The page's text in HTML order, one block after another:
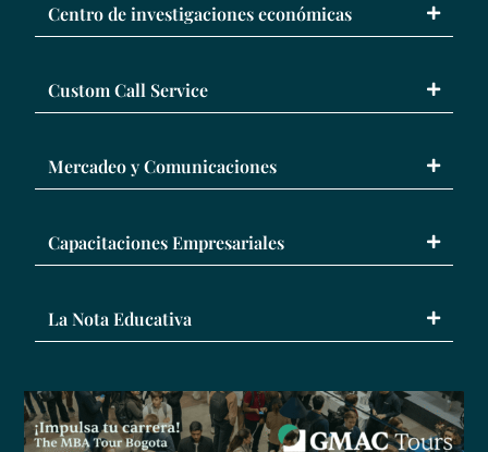
Centro de investigaciones económicas
Custom Call Service
Mercadeo y Comunicaciones
Capacitaciones Empresariales
La Nota Educativa